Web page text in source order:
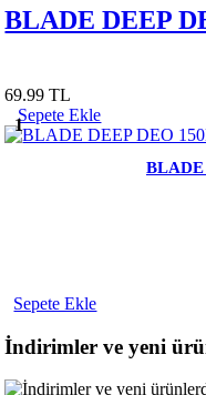
BLADE DEEP
69.99 TL
1
Sepete Ekle
BLADE
Sepete Ekle
İndirimler ve yeni